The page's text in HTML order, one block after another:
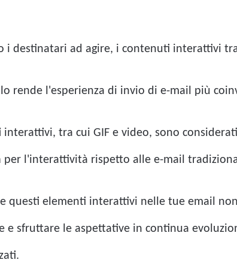
i destinatari ad agire, i contenuti interattivi
rende l'esperienza di invio di e-mail più
interattivi, tra cui GIF e video, sono
per l'interattività rispetto alle e-mail
questi elementi interattivi nelle tue email
e sfruttare le aspettative in continua